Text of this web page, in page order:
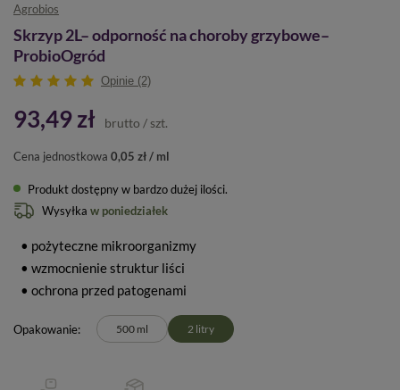
Agrobios
Skrzyp 2L– odporność na choroby grzybowe–
ProbioOgród
Opinie (2)
93,49 zł brutto / szt.
Cena jednostkowa 0,05 zł / ml
Produkt dostępny w bardzo dużej ilości
Wysyłka w poniedziałek
• pożyteczne mikroorganizmy
• wzmocnienie struktur liści
• ochrona przed patogenami
Opakowanie 500 ml 2 litry